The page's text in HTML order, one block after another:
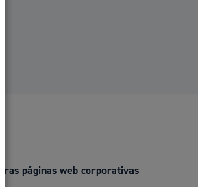
Otras páginas web corporativas